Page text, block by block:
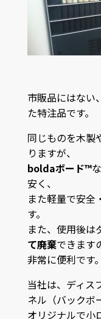
市販品にはない
た特注品です。
同じものを木製
りますが、
boldaボード™
安く、
また軽量で安全
す。
また、使用後は
て廃棄できます
非常に便利です。
当社は、ディス
ネル（バックボ
オリジナルで小